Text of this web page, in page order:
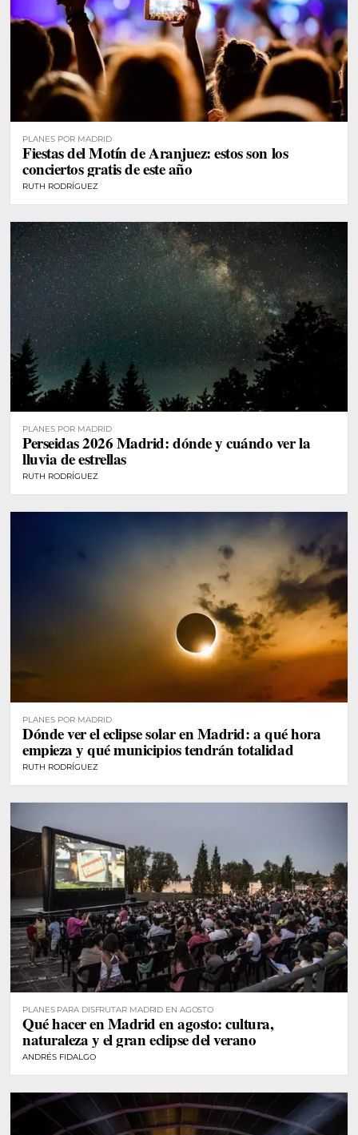
PLANES POR MADRID
Fiestas del Motín de Aranjuez: estos son los
conciertos gratis de este año
RUTH RODRÍGUEZ
PLANES POR MADRID
Perseidas 2026 Madrid: dónde y cuándo ver la
lluvia de estrellas
RUTH RODRÍGUEZ
PLANES POR MADRID
Dónde ver el eclipse solar en Madrid: a qué hora
empieza y qué municipios tendrán totalidad
RUTH RODRÍGUEZ
PLANES PARA DISFRUTAR MADRID EN AGOSTO
Qué hacer en Madrid en agosto: cultura,
naturaleza y el gran eclipse del verano
ANDRÉS FIDALGO